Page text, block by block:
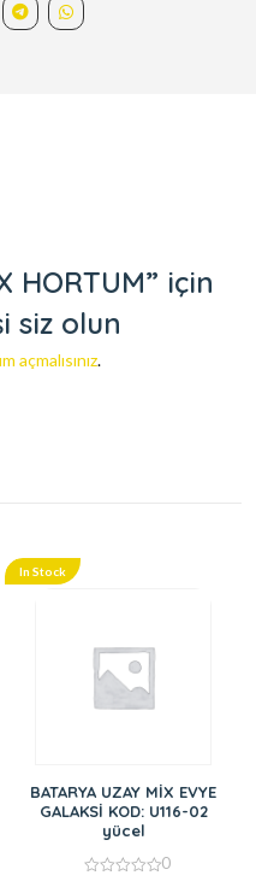
HORTUM” için
siz olun
açmalısınız.
In Stock
BATARYA UZAY MİX EVYE
GALAKSİ KOD: U116-02
yücel
0